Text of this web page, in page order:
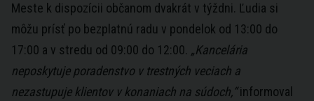
Meste k dispozícii občanom dvakrát v týždni. Ľudia si
môžu prísť po bezplatnú radu v pondelok od 13:00 do
17:00 a v stredu od 09:00 do 12:00. „Kancelária
neposkytuje poradenstvo v trestných veciach a
nezastupuje klientov v konaniach na súdoch,“informoval